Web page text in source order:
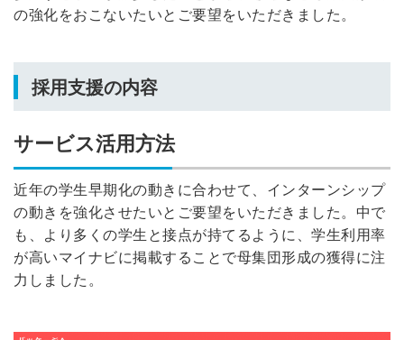
の強化をおこないたいとご要望をいただきました。
採用支援の内容
サービス活用方法
近年の学生早期化の動きに合わせて、インターンシップ
の動きを強化させたいとご要望をいただきました。中で
も、より多くの学生と接点が持てるように、学生利用率
が高いマイナビに掲載することで母集団形成の獲得に注
力しました。